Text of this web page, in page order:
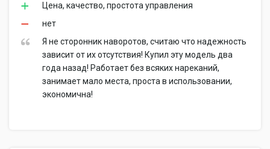
Цена, качество, простота управления
нет
Я не сторонник наворотов, считаю что надежность
зависит от их отсутствия! Купил эту модель два
года назад! Работает без всяких нареканий,
занимает мало места, проста в использовании,
экономична!